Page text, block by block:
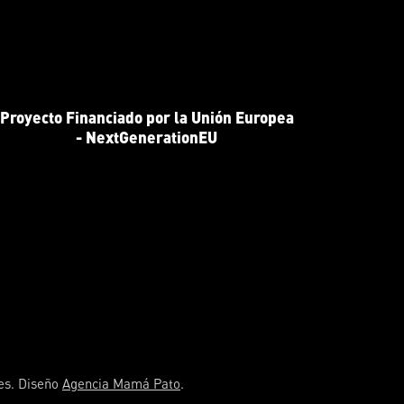
Proyecto Financiado por la Unión Europea
- NextGenerationEU
Diseño Agencia Mamá Pato.